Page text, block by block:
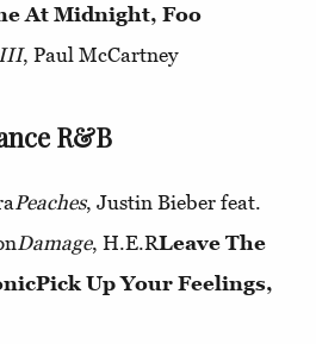
At Midnight, Foo
III, Paul McCartney
R&B
Peaches, Justin Bieber feat.
Damage, H.E.RLeave The
Pick Up Your Feelings,